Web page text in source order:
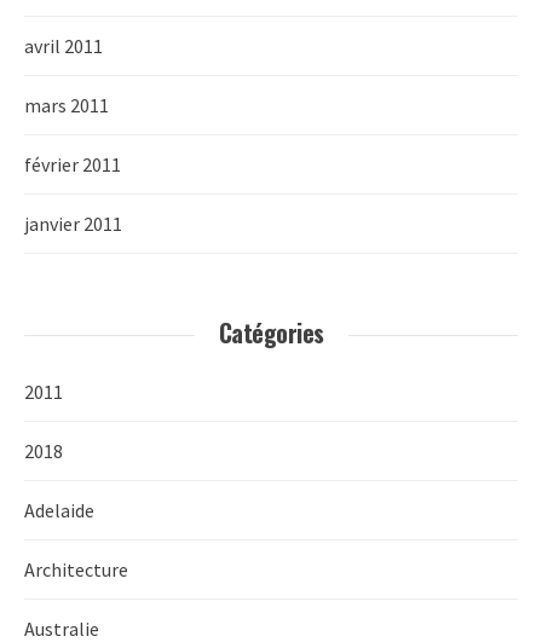
avril 2011
mars 2011
février 2011
janvier 2011
Catégories
2011
2018
Adelaide
Architecture
Australie